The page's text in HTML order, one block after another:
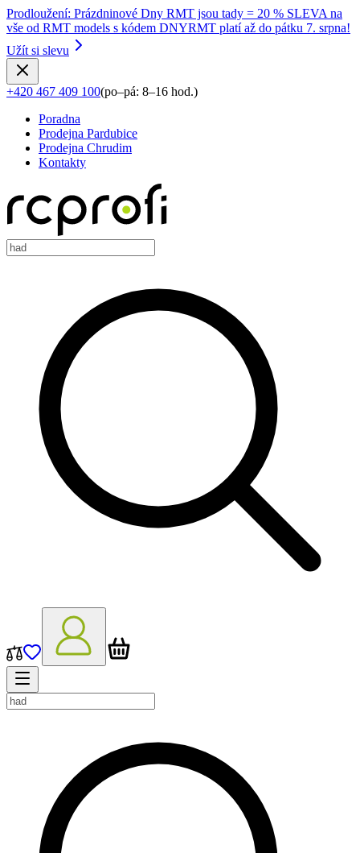
Prodloužení: Prázdninové Dny RMT jsou tady = 20 % SLEVA na
vše od RMT models s kódem DNYRMT platí až do pátku 7. srpna!
Užít si slevu
+420 467 409 100(po–pá: 8–16 hod.)
Poradna
Prodejna Pardubice
Prodejna Chrudim
Kontakty